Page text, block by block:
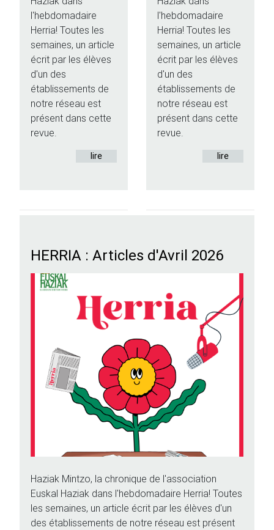
l'hebdomadaire
Herria! Toutes les
semaines, un article
écrit par les élèves
d'un des
établissements de
notre réseau est
présent dans cette
revue.
lire
l'hebdomadaire
Herria! Toutes les
semaines, un article
écrit par les élèves
d'un des
établissements de
notre réseau est
présent dans cette
revue.
lire
HERRIA : Articles d'Avril 2026
Haziak Mintzo, la chronique de l'association
Euskal Haziak dans l'hebdomadaire Herria! Toutes
les semaines, un article écrit par les élèves d'un
des établissements de notre réseau est présent